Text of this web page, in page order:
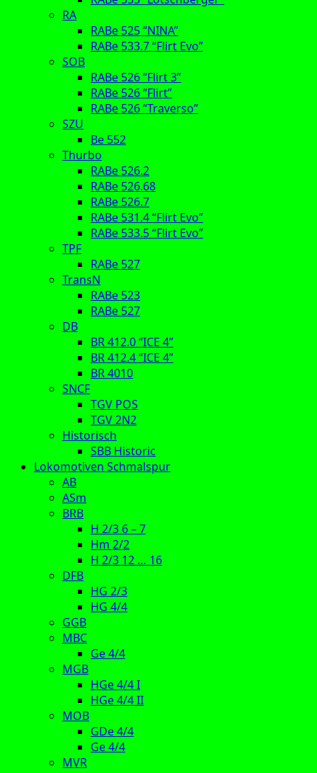
RA
RABe 525 “NINA”
RABe 533.7 “Flirt Evo”
SOB
RABe 526 “Flirt 3”
RABe 526 “Flirt”
RABe 526 “Traverso”
SZU
Be 552
Thurbo
RABe 526.2
RABe 526.68
RABe 526.7
RABe 531.4 “Flirt Evo”
RABe 533.5 “Flirt Evo”
TPF
RABe 527
TransN
RABe 523
RABe 527
DB
BR 412.0 “ICE 4”
BR 412.4 “ICE 4”
BR 4010
SNCF
TGV POS
TGV 2N2
Historisch
SBB Historic
Lokomotiven Schmalspur
AB
ASm
BRB
H 2/3 6 – 7
Hm 2/2
H 2/3 12 … 16
DFB
HG 2/3
HG 4/4
GGB
MBC
Ge 4/4
MGB
HGe 4/4 I
HGe 4/4 II
MOB
GDe 4/4
Ge 4/4
MVR